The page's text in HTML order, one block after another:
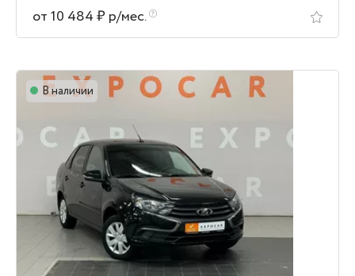
от 10 484 ₽ р/мес.
В наличии